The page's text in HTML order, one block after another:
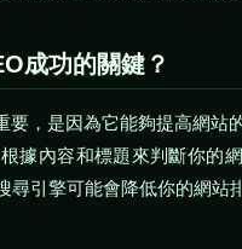
成功的關鍵？
要，是因為它能夠提高網站
據內容和標題來判斷你的
尋引擎可能會降低你的網站